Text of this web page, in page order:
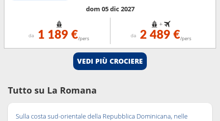
dom 05 dic 2027
da 1 189 €/pers
+
da 2 489 €/pers
VEDI PIÙ CROCIERE
Tutto su La Romana
Sulla costa sud-orientale della Repubblica Dominicana, nelle